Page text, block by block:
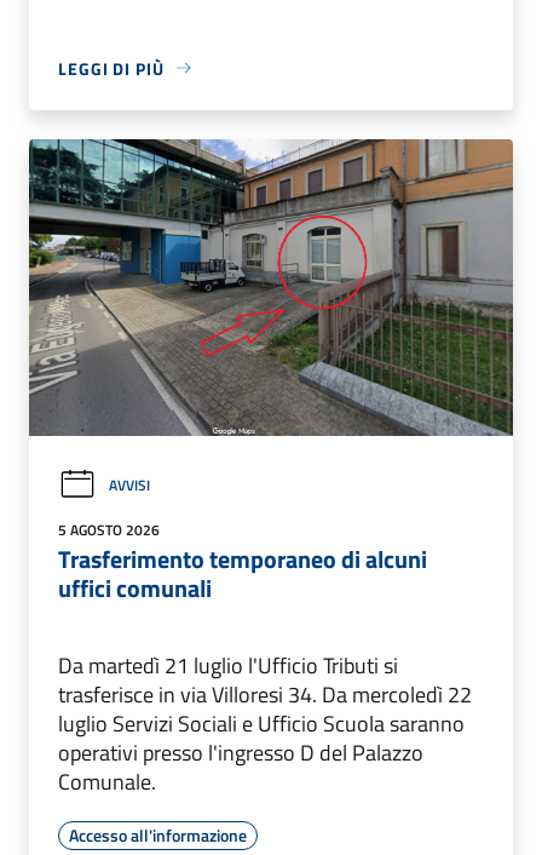
LEGGI DI PIÙ
AVVISI
5 AGOSTO 2026
Trasferimento temporaneo di alcuni
uffici comunali
Da martedì 21 luglio l'Ufficio Tributi si
trasferisce in via Villoresi 34. Da mercoledì 22
luglio Servizi Sociali e Ufficio Scuola saranno
operativi presso l'ingresso D del Palazzo
Comunale.
Accesso all'informazione